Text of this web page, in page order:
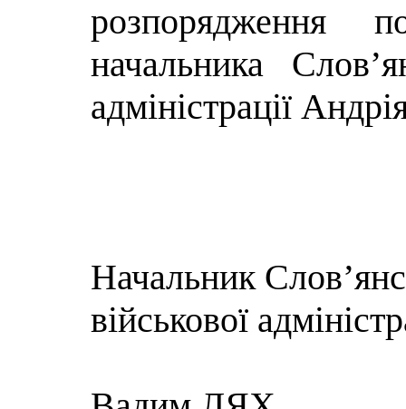
розпорядження
начальника
адміністрації
Начальник
військової